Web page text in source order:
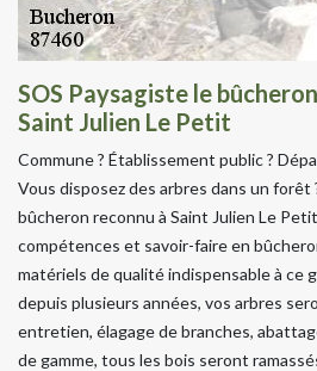
SOS Paysagiste le
Saint Julien Le Petit
Commune ? Établissement public ?
Vous disposez des arbres dans un forêt
bûcheron reconnu à Saint Julien Le
compétences et savoir-faire en
matériels de qualité indispensable à ce
depuis plusieurs années, vos arbres
entretien, élagage de branches,
de gamme, tous les bois seront